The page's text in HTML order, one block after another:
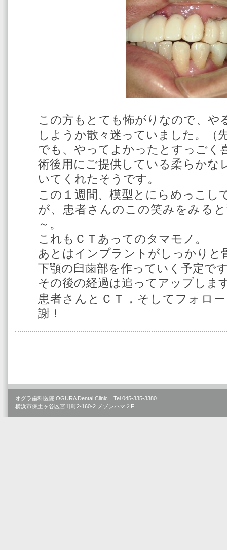
この方もとても怖がりなので、や
しようか散々迷っていました。（
でも、やってよかったとすっごく
術後用にご提供している柔らかな
いてくれたそうです。
この１週間、模型とにらめっこし
が、患者さんのこの笑みをみる
～。
これもＣＴあってのタマモノ。
あとはインプラントがしっかりと
下顎の臼歯部を作っていく予定で
その後の経過は追ってアップしま
患者さんとＣＴ，そしてフォロ
謝！
オグラ歯科医院 OGURA Dental Clinic Tel.045-335-3380
横浜市保土ヶ谷区宮田町2-160-2 メゾンハマ２F